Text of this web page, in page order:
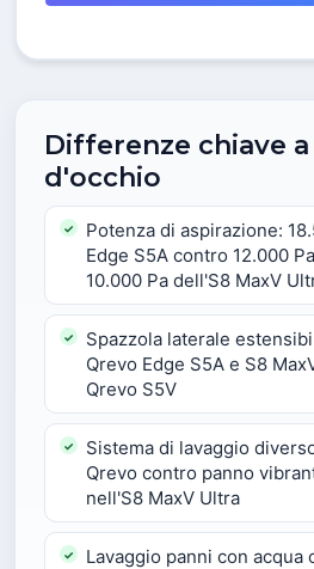
Differenze chiave
d'occhio
Potenza di aspirazione:
Edge S5A contro 12.000
10.000 Pa dell'S8 MaxV
Spazzola laterale
Qrevo Edge S5A e S8
Qrevo S5V
Sistema di lavaggio
Qrevo contro panno
nell'S8 MaxV Ultra
Lavaggio panni con acqua